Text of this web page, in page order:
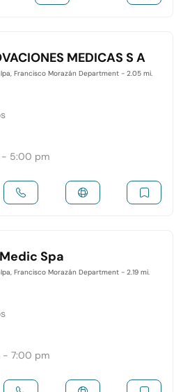
MEDICAS S A
Francisco Morazán Department - 2.05 mi.
- 5:00 pm
Spa
Francisco Morazán Department - 2.19 mi.
- 7:00 pm